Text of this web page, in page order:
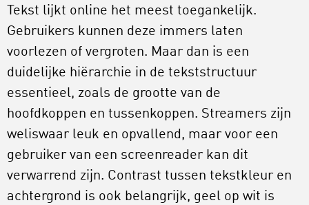
Tekst lijkt online het meest toegankelijk.
Gebruikers kunnen deze immers laten
voorlezen of vergroten. Maar dan is een
duidelijke hiërarchie in de tekststructuur
essentieel, zoals de grootte van de
hoofdkoppen en tussenkoppen. Streamers zijn
weliswaar leuk en opvallend, maar voor een
gebruiker van een screenreader kan dit
verwarrend zijn. Contrast tussen tekstkleur en
achtergrond is ook belangrijk, geel op wit is